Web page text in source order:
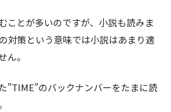
ことが多いのですが、小説も読みま
対策という意味では小説はあまり適
ん。
”TIME”のバックナンバーをたまに読